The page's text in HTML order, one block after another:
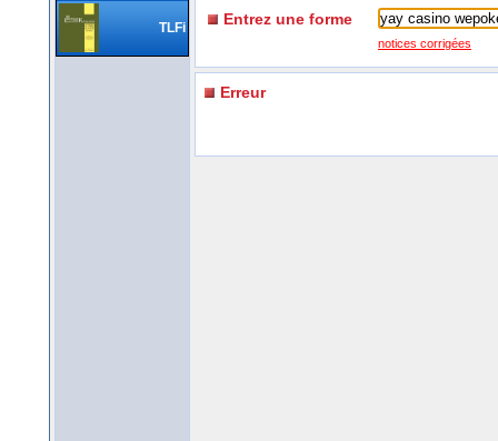
TLFi Entrez une forme
notices corrigées
Erreur